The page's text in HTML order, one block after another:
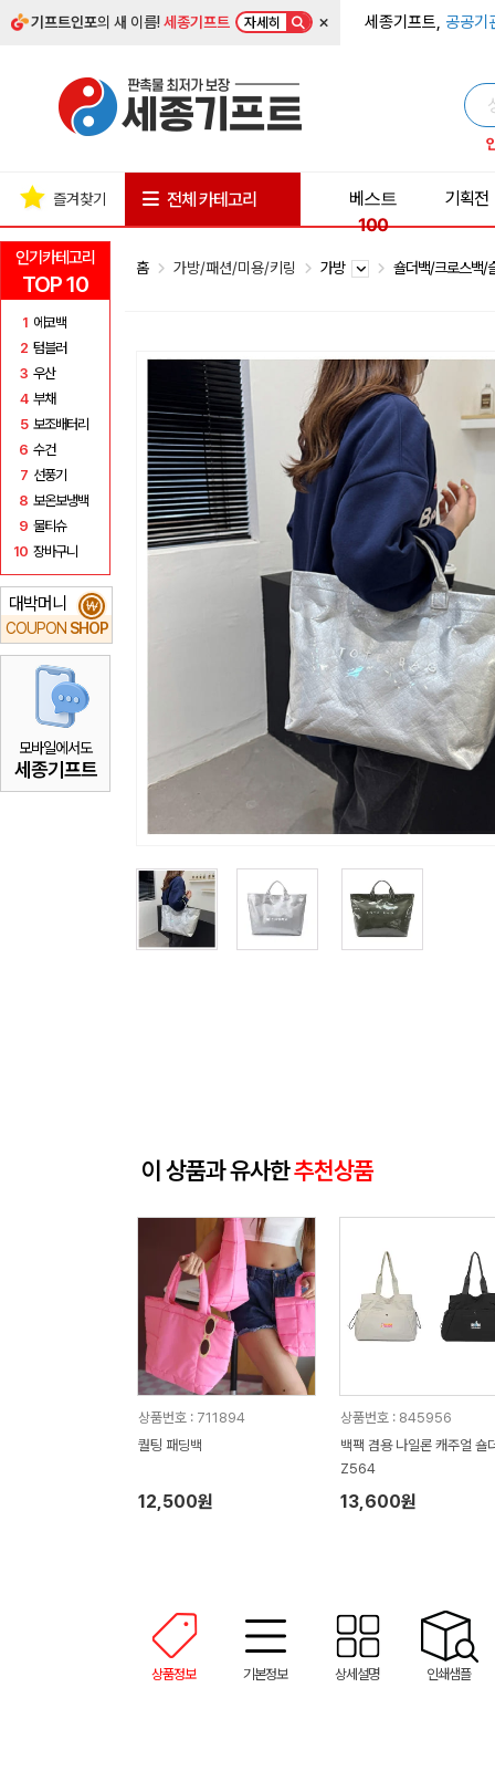
기프트인포의 새 이름!세종기프트 자세히 × 세종기프트, 공공기
인기카테고리
TOP 10
1 에코백
2 텀블러
3 우산
4 부채
5 보조배터리
6 수건
7 선풍기
8 보온보냉백
9 물티슈
10 장바구니
대박머니
COUPON SHOP
₩
모바일에서도
세종기프트
즐겨찾기 전체 카테고리
베스트
100
기획전
홈 가방/패션/미용/키링 가방 숄더백/크로스백/
이 상품과 유사한추천상품
상품번호 : 711894
퀄팅 패딩백
12,500원
상품번호 : 845956
백팩 겸용 나일론 캐주얼 숄
Z564
13,600원
상품정보 기본정보 상세설명 인쇄샘플